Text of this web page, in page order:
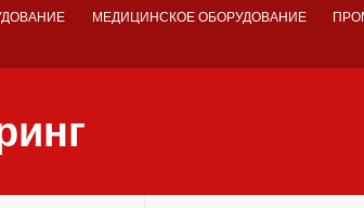
МЕДИЦИНСКОЕ ОБОРУДОВАНИЕ